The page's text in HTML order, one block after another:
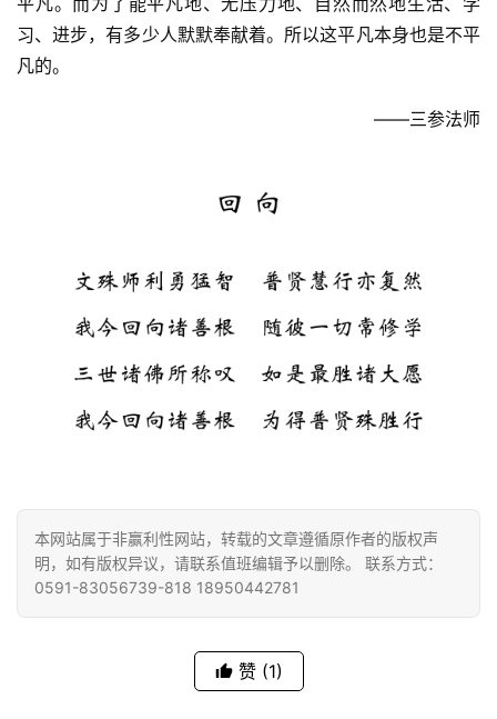
佛
教
艺
术
习、进步，有多少人默默奉献着。所以这平凡本身也是不平
凡的。
——三参法师
本网站属于非赢利性网站，转载的文章遵循原作者的版权声
明，如有版权异议，请联系值班编辑予以删除。 联系方式：
0591-83056739-818 18950442781
赞 (1)